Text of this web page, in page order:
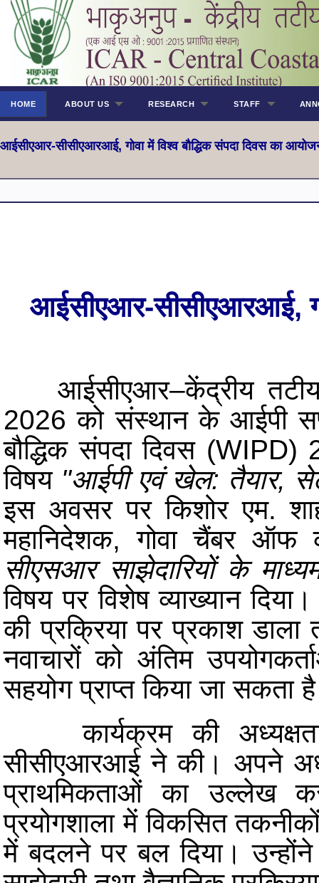
HOME ABOUT US RESEARCH STAFF
आईसीएआर-सीसीएआरआई, गोवा में विश्व बौद्धिक संपदा दिवस का
आईसीएआर-सीसीएआरआई,
आईसीएआर–केंद्रीय तटीय
2026 को संस्थान के आईपी
बौद्धिक संपदा दिवस (WIPD)
विषय "आईपी एवं खेल: तैयार,
इस अवसर परकिशोर एम.
महानिदेशक, गोवा चैंबर ऑफ
सीएसआर साझेदारियों के
विषय पर विशेष व्याख्यान
की प्रक्रिया पर प्रकाश डाला
नवाचारों को अंतिम
सहयोग प्राप्त किया जा सकता
कार्यक्रम की
सीसीएआरआई ने की। अपने
प्राथमिकताओं का उल्लेख
प्रयोगशाला में विकसित
में बदलने पर बल दिया।